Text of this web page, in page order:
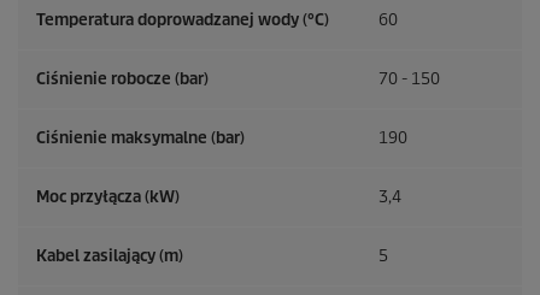
Temperatura doprowadzanej wody (°C) 60
Ciśnienie robocze (bar) 70 - 150
Ciśnienie maksymalne (bar) 190
Moc przyłącza (kW) 3,4
Kabel zasilający (m) 5